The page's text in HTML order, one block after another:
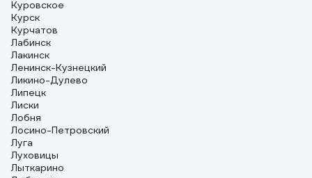
Куровское
Курск
Курчатов
Лабинск
Лакинск
Ленинск-Кузнецкий
Ликино-Дулево
Липецк
Лиски
Лобня
Лосино-Петровский
Луга
Луховицы
Лыткарино